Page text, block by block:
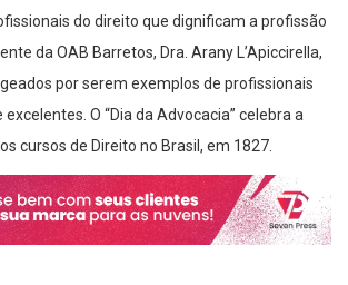
do direito que dignificam a profissão
da OAB Barretos, Dra. Arany L’Apiccirella,
por serem exemplos de profissionais
O “Dia da Advocacia” celebra a
cursos de Direito no Brasil, em 1827.